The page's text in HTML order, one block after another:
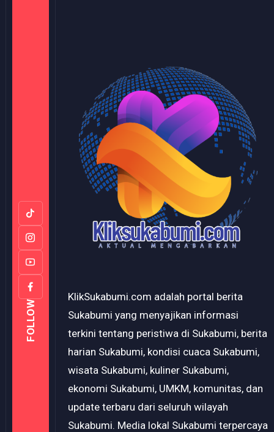
FOLLOW
KlikSukabumi.com adalah portal berita
Sukabumi yang menyajikan informasi
terkini tentang peristiwa di Sukabumi, berita
harian Sukabumi, kondisi cuaca Sukabumi,
wisata Sukabumi, kuliner Sukabumi,
ekonomi Sukabumi, UMKM, komunitas, dan
update terbaru dari seluruh wilayah
Sukabumi. Media lokal Sukabumi terpercaya